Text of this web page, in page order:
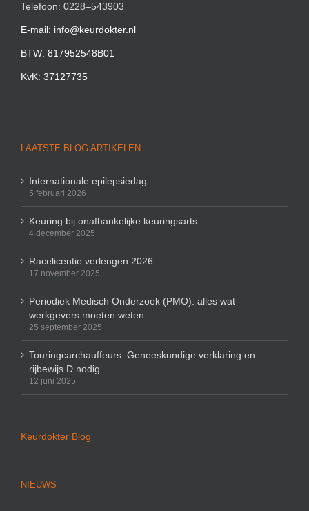
Telefoon: 0228–543903
E-mail: info@keurdokter.nl
BTW: 817952548B01
KvK: 37127735
LAATSTE BLOG ARTIKELEN
Internationale epilepsiedag
5 februari 2026
Keuring bij onafhankelijke keuringsarts
4 december 2025
Racelicentie verlengen 2026
17 november 2025
Periodiek Medisch Onderzoek (PMO): alles wat
werkgevers moeten weten
25 september 2025
Touringcarchauffeurs: Geneeskundige verklaring en
rijbewijs D nodig
12 juni 2025
Keurdokter Blog
NIEUWS